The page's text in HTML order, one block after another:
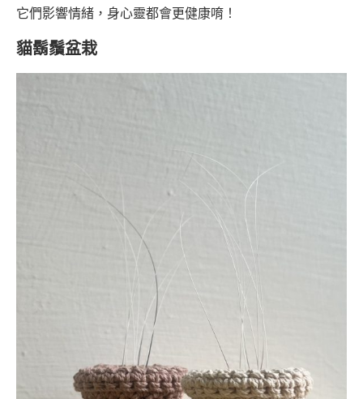
它們影響情緒，身心靈都會更健康唷！
貓鬍鬚盆栽